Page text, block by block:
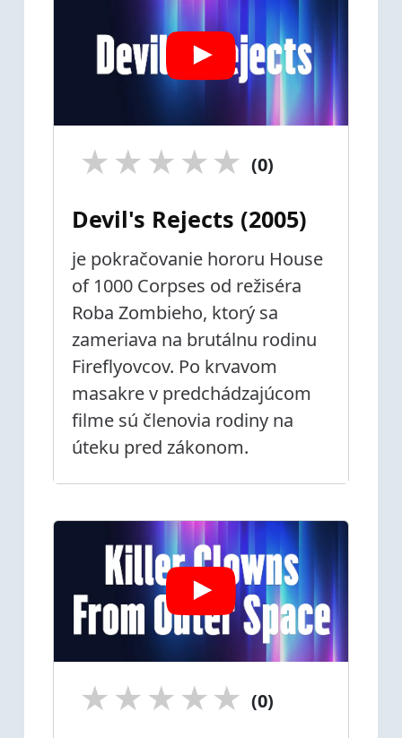
★
★
★
★
★ (0)
Devil's Rejects (2005)
je pokračovanie hororu House
of 1000 Corpses od režiséra
Roba Zombieho, ktorý sa
zameriava na brutálnu rodinu
Fireflyovcov. Po krvavom
masakre v predchádzajúcom
filme sú členovia rodiny na
úteku pred zákonom.
★
★
★
★
★ (0)